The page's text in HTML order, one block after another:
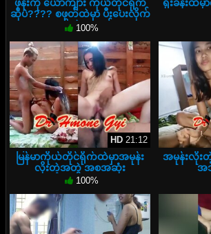
ဖုန်းကို ယောကျာ်း ကိုယ်တိုင်ရိုက်
ဆိုပဲ???? စဖုတ်ထဲမှာ ပီးပေးလိုက်
တာဟိုဘဲကလည်း
100%
ရုံးခန်းထဲ
HD21:12
မြန်မာကိုယ်တိုင်ရိုက်ထဲမှာအမုန်း
လိုးတဲ့အတွဲ အစအဆုံး
100%
အမုန်းလိုး
အ